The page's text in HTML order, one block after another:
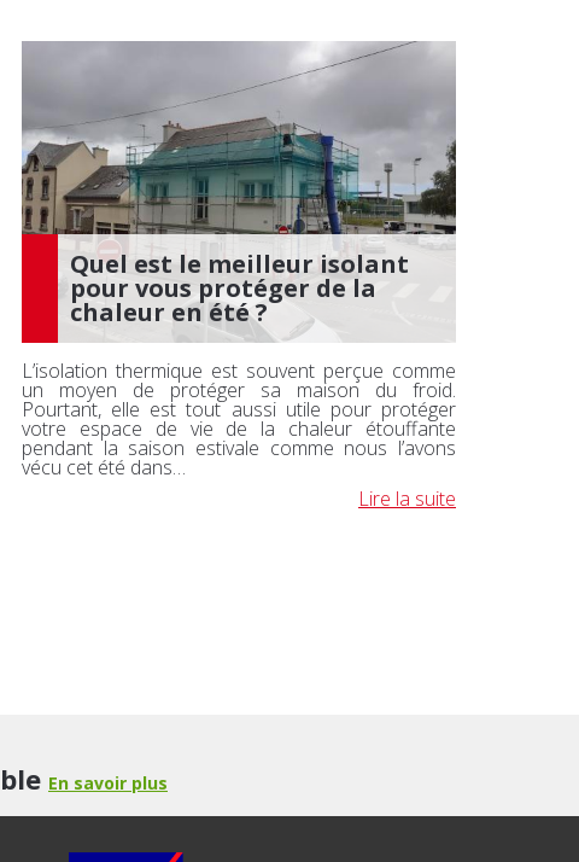
Quel est le meilleur isolant
pour vous protéger de la
chaleur en été ?
L’isolation thermique est souvent perçue comme
un moyen de protéger sa maison du froid.
Pourtant, elle est tout aussi utile pour protéger
votre espace de vie de la chaleur étouffante
pendant la saison estivale comme nous l’avons
vécu cet été dans…
Lire la suite
En savoir plus